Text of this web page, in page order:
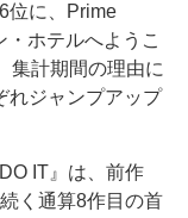
位に、Prime
ホテルへようこ
集計期間の理由に
れジャンプアップ
IT』は、前作
く通算8作目の首